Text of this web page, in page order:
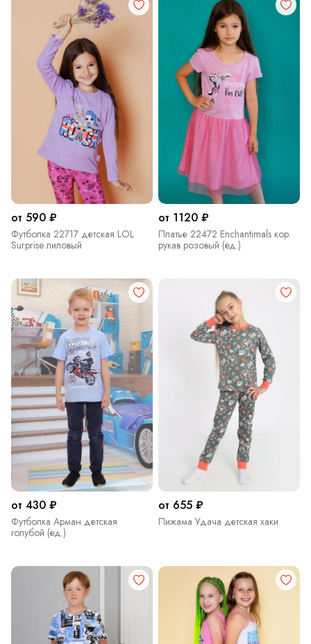
от 590 ₽
Футболка 22717 детская LOL
Surprise лиловый
от 1120 ₽
Платье 22472 Enchantimals кор.
рукав розовый (ед.)
от 430 ₽
Футболка Арман детская
голубой (ед.)
от 655 ₽
Пижама Удача детская хаки